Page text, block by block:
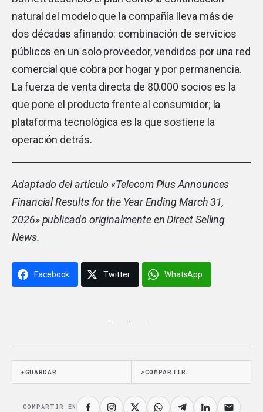
natural del modelo que la compañía lleva más de
dos décadas afinando: combinación de servicios
públicos en un solo proveedor, vendidos por una red
comercial que cobra por hogar y por permanencia.
La fuerza de venta directa de 80.000 socios es la
que pone el producto frente al consumidor; la
plataforma tecnológica es la que sostiene la
operación detrás.
Adaptado del artículo «Telecom Plus Announces
Financial Results for the Year Ending March 31,
2026» publicado originalmente en Direct Selling
News.
Facebook Twitter WhatsApp
· · ·
★GUARDAR ↗COMPARTIR
COMPARTIR EN